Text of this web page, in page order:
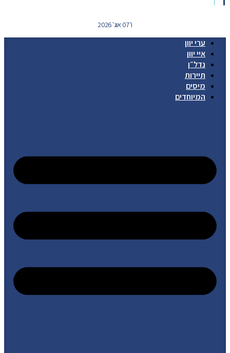
ו' 07 אוג' 2026
ערי יוון
איי יוון
נדל״ן
תיירות
מיסים
המיוחדים